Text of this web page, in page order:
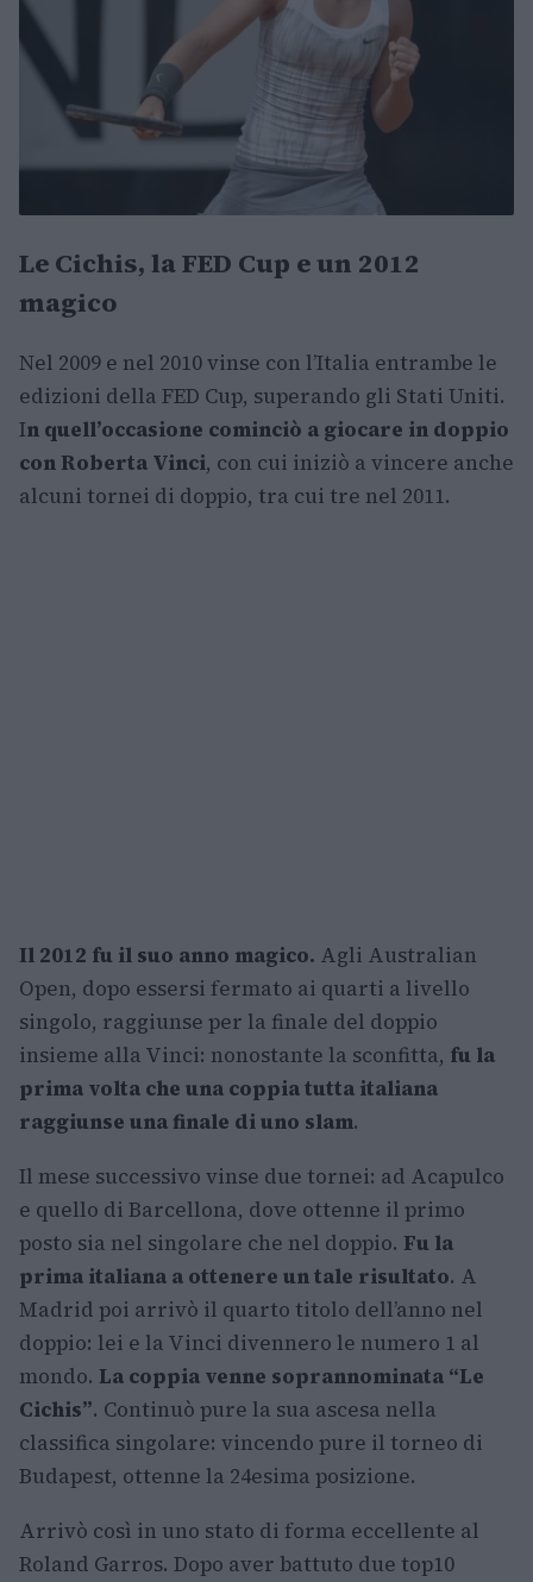
Le Cichis, la FED Cup e un 2012
magico
Nel 2009 e nel 2010 vinse con l’Italia entrambe le
edizioni della FED Cup, superando gli Stati Uniti.
In quell’occasione cominciò a giocare in doppio
con Roberta Vinci, con cui iniziò a vincere anche
alcuni tornei di doppio, tra cui tre nel 2011.
Il 2012 fu il suo anno magico. Agli Australian
Open, dopo essersi fermato ai quarti a livello
singolo, raggiunse per la finale del doppio
insieme alla Vinci: nonostante la sconfitta, fu la
prima volta che una coppia tutta italiana
raggiunse una finale di uno slam.
Il mese successivo vinse due tornei: ad Acapulco
e quello di Barcellona, dove ottenne il primo
posto sia nel singolare che nel doppio. Fu la
prima italiana a ottenere un tale risultato. A
Madrid poi arrivò il quarto titolo dell’anno nel
doppio: lei e la Vinci divennero le numero 1 al
mondo. La coppia venne soprannominata “Le
Cichis”. Continuò pure la sua ascesa nella
classifica singolare: vincendo pure il torneo di
Budapest, ottenne la 24esima posizione.
Arrivò così in uno stato di forma eccellente al
Roland Garros. Dopo aver battuto due top10